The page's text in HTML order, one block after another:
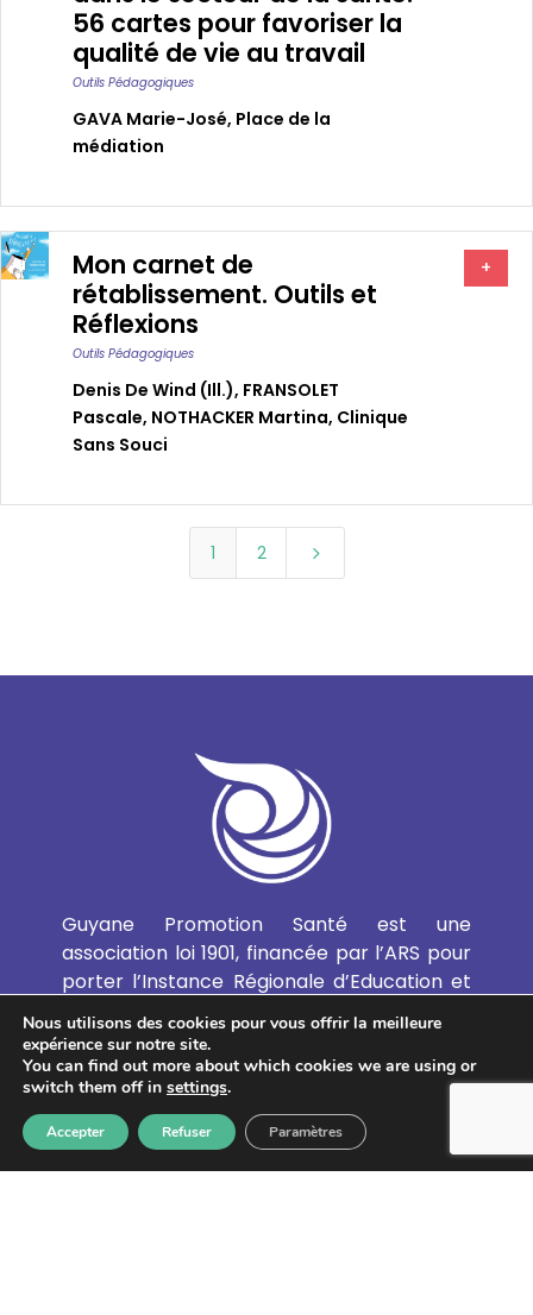
56 cartes pour favoriser la
qualité de vie au travail
Outils Pédagogiques
GAVA Marie-José, Place de la
médiation
Mon carnet de
rétablissement. Outils et
Réflexions
Outils Pédagogiques
Denis De Wind (ill.), FRANSOLET
Pascale, NOTHACKER Martina, Clinique
Sans Souci
+
1 2 5
Guyane Promotion Santé est une
association loi 1901, financée par l’ARS pour
porter l’Instance Régionale d’Education et
Elle favorise le développement de
l’Education et de la Promotion de la Santé
et de l’Education Thérapeutique du Patient
en Guyane.
Nous utilisons des cookies pour vous offrir la meilleure
expérience sur notre site.
You can find out more about which cookies we are using or
switch them off in settings.
Accepter Refuser Paramètres